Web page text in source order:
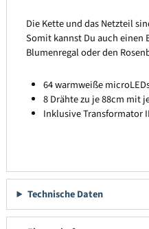
Die Kette und das Netzteil
Somit kannst Du auch einen
Blumenregal oder den
64 warmweiße
8 Drähte zu je 88cm mit
Inklusive Transformator
Technische Daten